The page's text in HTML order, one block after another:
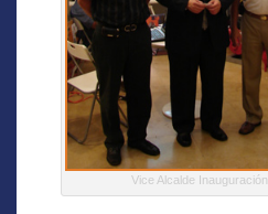
Vice Alcalde Inauguración